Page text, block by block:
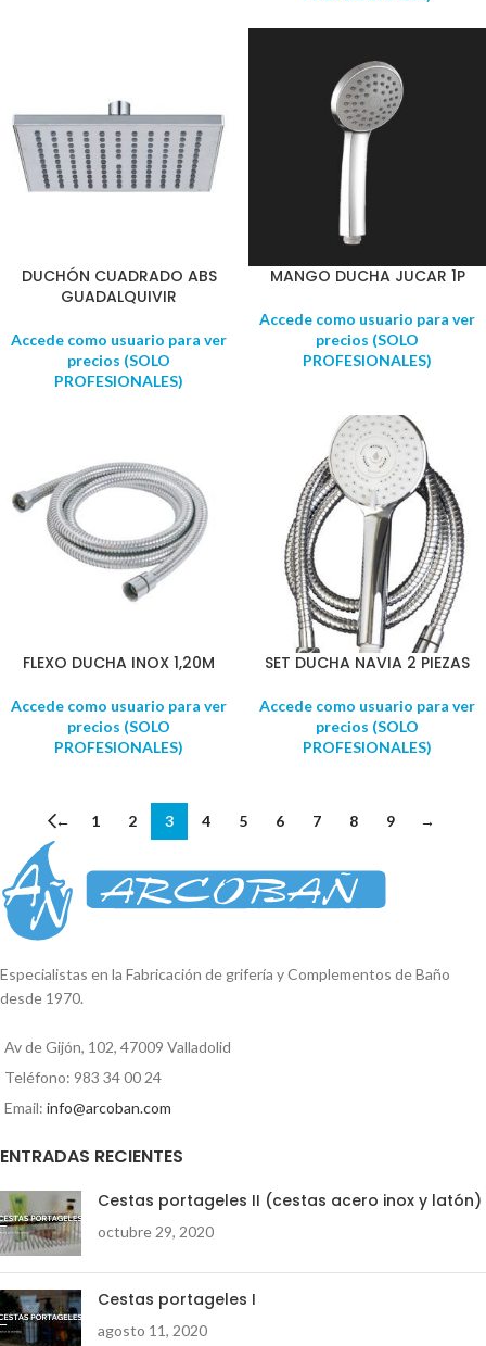
DUCHÓN CUADRADO ABS
GUADALQUIVIR
Accede como usuario para ver
precios (SOLO
PROFESIONALES)
MANGO DUCHA JUCAR 1P
Accede como usuario para ver
precios (SOLO
PROFESIONALES)
FLEXO DUCHA INOX 1,20M
Accede como usuario para ver
precios (SOLO
PROFESIONALES)
SET DUCHA NAVIA 2 PIEZAS
Accede como usuario para ver
precios (SOLO
PROFESIONALES)
← 1 2 3 4 5 6 7 8 9 →
Especialistas en la Fabricación de grifería y Complementos de Baño
desde 1970.
Av de Gijón, 102, 47009 Valladolid
Teléfono: 983 34 00 24
Email: info@arcoban.com
ENTRADAS RECIENTES
Cestas portageles II (cestas acero inox y latón)
octubre 29, 2020
Cestas portageles I
agosto 11, 2020